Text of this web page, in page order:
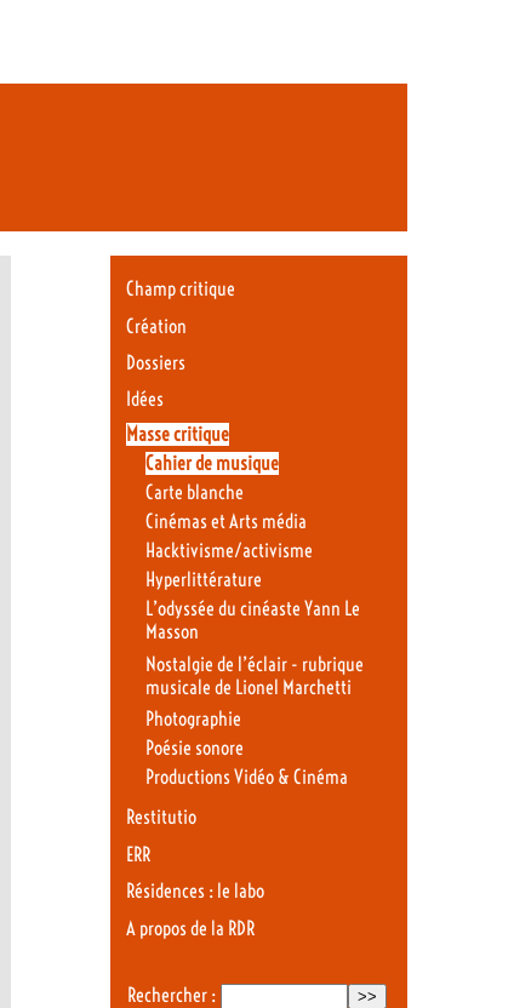
Champ critique
Création
Dossiers
Idées
Masse critique
Cahier de musique
Carte blanche
Cinémas et Arts média
Hacktivisme/activisme
Hyperlittérature
L’odyssée du cinéaste Yann Le
Masson
Nostalgie de l’éclair - rubrique
musicale de Lionel Marchetti
Photographie
Poésie sonore
Productions Vidéo & Cinéma
Restitutio
ERR
Résidences : le labo
A propos de la RDR
Rechercher :